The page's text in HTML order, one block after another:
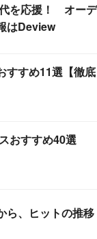
を応援！ オーデ
はDeview
すすめ11選【徹底
おすすめ40選
ら、ヒットの推移